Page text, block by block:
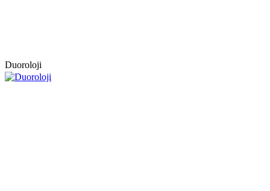
Duoroloji